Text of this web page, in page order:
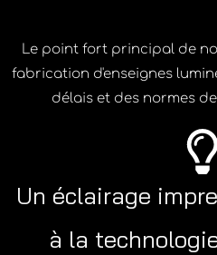
Le point fort principal de
fabrication d'enseignes
délais et des normes
Un éclairage
à la